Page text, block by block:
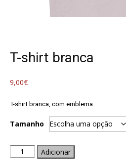
T-shirt branca
9,00€
T-shirt branca, com emblema
Tamanho
Quantidade
de
Adicionar